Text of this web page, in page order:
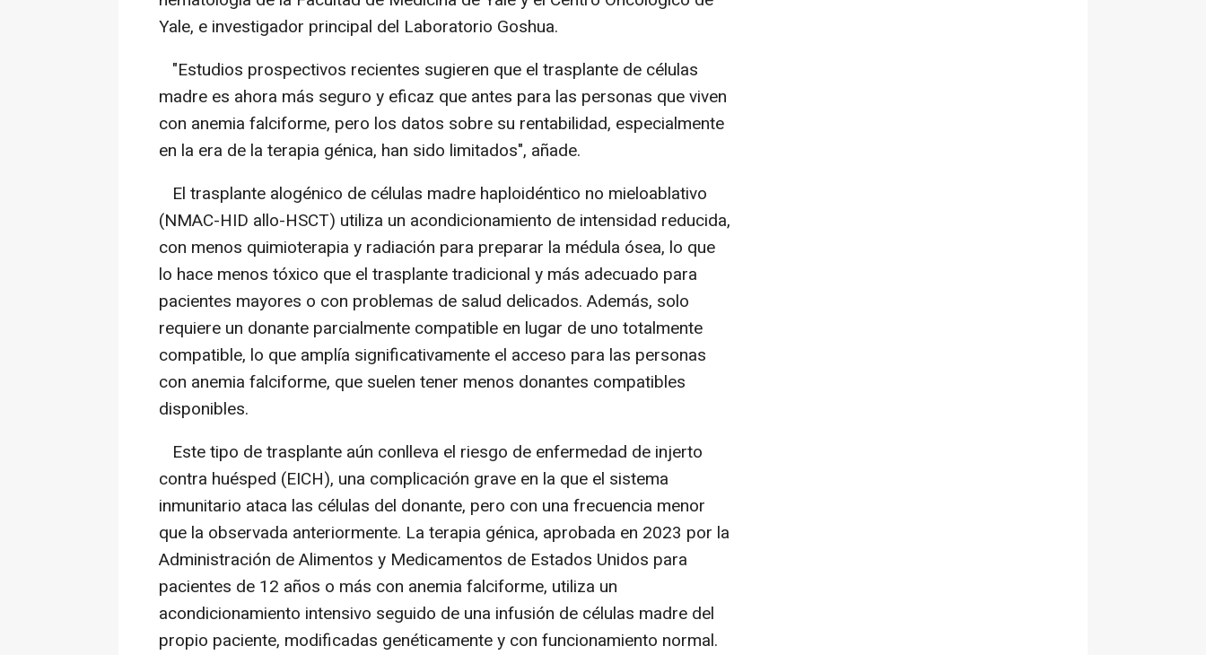
Yale, e investigador principal del Laboratorio Goshua.
"Estudios prospectivos recientes sugieren que el trasplante de células
madre es ahora más seguro y eficaz que antes para las personas que viven
con anemia falciforme, pero los datos sobre su rentabilidad, especialmente
en la era de la terapia génica, han sido limitados", añade.
El trasplante alogénico de células madre haploidéntico no mieloablativo
(NMAC-HID allo-HSCT) utiliza un acondicionamiento de intensidad reducida,
con menos quimioterapia y radiación para preparar la médula ósea, lo que
lo hace menos tóxico que el trasplante tradicional y más adecuado para
pacientes mayores o con problemas de salud delicados. Además, solo
requiere un donante parcialmente compatible en lugar de uno totalmente
compatible, lo que amplía significativamente el acceso para las personas
con anemia falciforme, que suelen tener menos donantes compatibles
disponibles.
Este tipo de trasplante aún conlleva el riesgo de enfermedad de injerto
contra huésped (EICH), una complicación grave en la que el sistema
inmunitario ataca las células del donante, pero con una frecuencia menor
que la observada anteriormente. La terapia génica, aprobada en 2023 por la
Administración de Alimentos y Medicamentos de Estados Unidos para
pacientes de 12 años o más con anemia falciforme, utiliza un
acondicionamiento intensivo seguido de una infusión de células madre del
propio paciente, modificadas genéticamente y con funcionamiento normal.